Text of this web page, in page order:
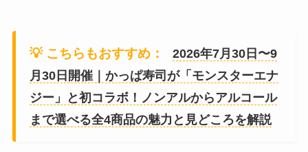
💡 こちらもおすすめ：
2026年7月30日〜9
月30日開催｜かっぱ寿司が「モンスターエナ
ジー」と初コラボ！ノンアルからアルコール
まで選べる全4商品の魅力と見どころを解説